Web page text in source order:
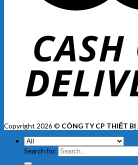
Copyright 2026 © CÔNG TY CP THIẾT BỊ
Search for: